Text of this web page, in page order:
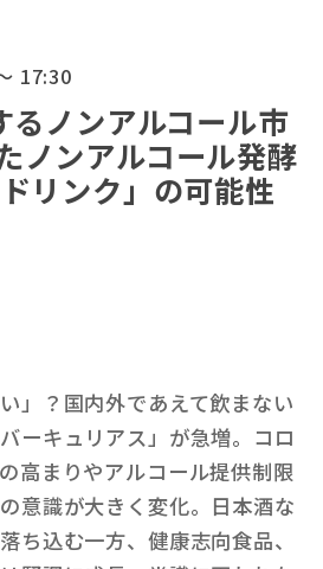
17:30
るノンアルコール市
ノンアルコール発酵
リンク」の可能性
」？国内外であえて飲まない
ーキュリアス」が急増。コロ
高まりやアルコール提供制限
意識が大きく変化。日本酒な
ち込む一方、健康志向食品、